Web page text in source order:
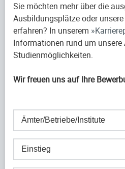
Sie möchten mehr über die
Ausbildungsplätze oder
erfahren? In unserem
Informationen rund um unsere
Studienmöglichkeiten.
Wir freuen uns auf Ihre
Ämter/Betriebe/Institute
Einstieg